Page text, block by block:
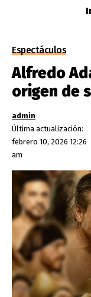
Espectáculos
Alfredo
origen de
Última actualización:
febrero 10, 2026 12:26
am
admin